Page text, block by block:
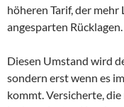
höheren Tarif, der
angesparten Rücklagen.
Diesen Umstand wird
sondern erst wenn es
kommt. Versicherte,